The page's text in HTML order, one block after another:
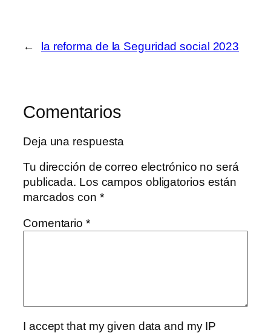
← la reforma de la Seguridad social 2023
Comentarios
Deja una respuesta
Tu dirección de correo electrónico no será
publicada. Los campos obligatorios están
marcados con *
Comentario *
I accept that my given data and my IP